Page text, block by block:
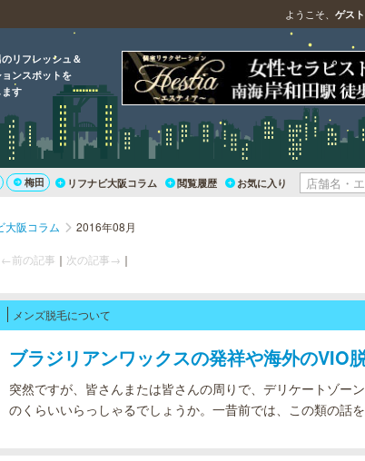
ようこそ、 ゲスト
リフレッシュ＆
ンスポットを
す
梅田 リフナビ大阪コラム 閲覧履歴 お気に入り
大阪コラム 2016年08月
←前の記事 ｜ 次の記事→ ｜
メンズ脱毛について
ブラジリアンワックスの発祥や海外のVIO
突然ですが、皆さんまたは皆さんの周りで、デリケートゾー
のくらいいらっしゃるでしょうか。一昔前では、この類の話